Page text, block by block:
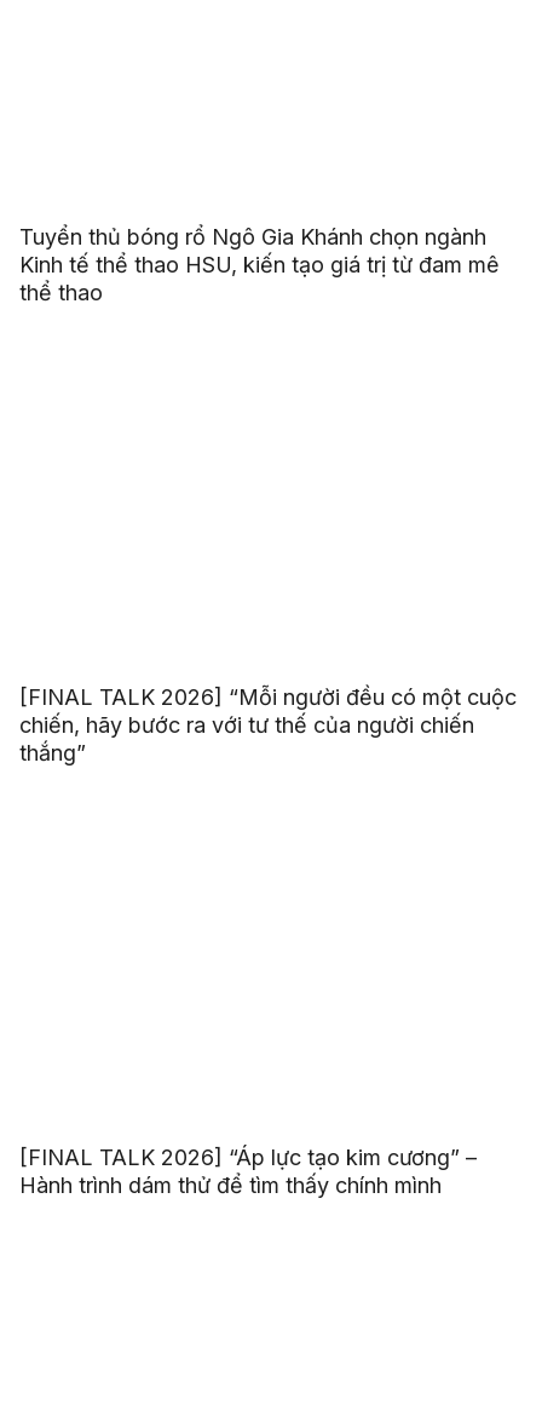
Tuyển thủ bóng rổ Ngô Gia Khánh chọn ngành
Kinh tế thể thao HSU, kiến tạo giá trị từ đam mê
thể thao
[FINAL TALK 2026] “Mỗi người đều có một cuộc
chiến, hãy bước ra với tư thế của người chiến
thắng”
[FINAL TALK 2026] “Áp lực tạo kim cương” –
Hành trình dám thử để tìm thấy chính mình